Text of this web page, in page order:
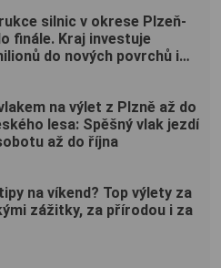
silnic v okrese Plzeň-
finále. Kraj investuje
do nových povrchů i
na výlet z Plzně až do
lesa: Spěšný vlak jezdí
až do října
na víkend? Top výlety za
zážitky, za přírodou i za